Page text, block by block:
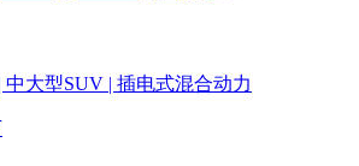
中大型SUV | 插电式混合动力